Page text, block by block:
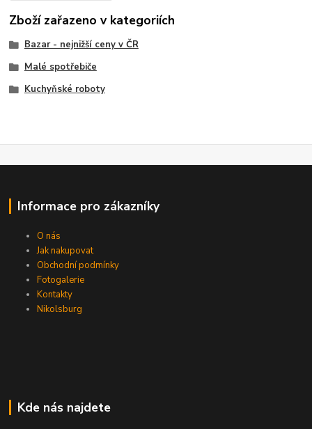
Zboží zařazeno v kategoriích
Bazar - nejnižší ceny v ČR
Malé spotřebiče
Kuchyňské roboty
Informace pro zákazníky
O nás
Jak nakupovat
Obchodní podmínky
Fotogalerie
Kontakty
Nikolsburg
Kde nás najdete